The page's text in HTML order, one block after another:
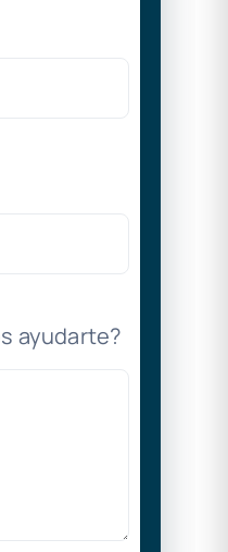
ayudarte?